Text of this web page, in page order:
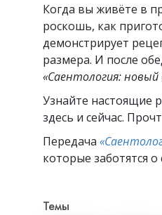
Когда вы живёте в
роскошь, как
демонстрирует
размера. И после
«Саентология: новый
Узнайте настоящие
здесь и сейчас.
Передача
которые заботятся
Темы